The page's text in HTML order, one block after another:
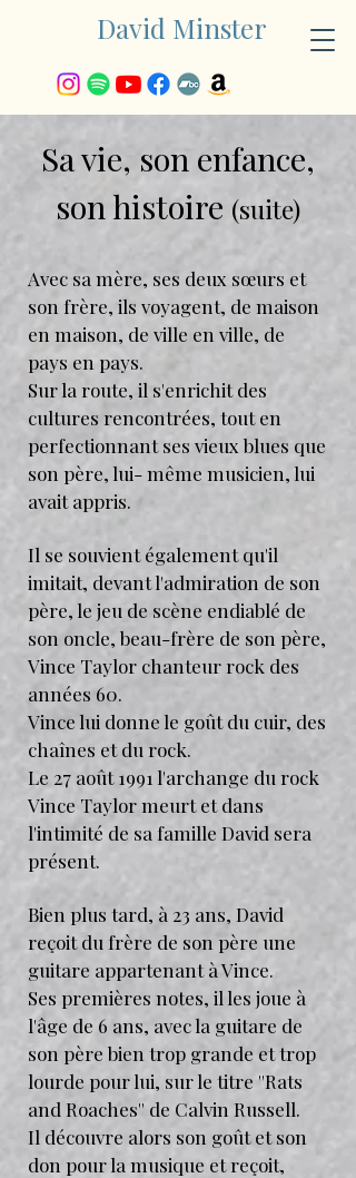
David Minster
Sa vie, son enfance,
son histoire (suite)
Avec sa mère, ses deux sœurs et
son frère, ils voyagent, de maison
en maison, de ville en ville, de
pays en pays.
Sur la route, il s'enrichit des
cultures rencontrées, tout en
perfectionnant ses vieux blues que
son père, lui- même musicien, lui
avait appris.
Il se souvient également qu'il
imitait, devant l'admiration de son
père, le jeu de scène endiablé de
son oncle, beau-frère de son père,
Vince Taylor chanteur rock des
années 60.
Vince lui donne le goût du cuir, des
chaînes et du rock.
Le 27 août 1991 l'archange du rock
Vince Taylor meurt et dans
l'intimité de sa famille David sera
présent.
Bien plus tard, à 23 ans, David
reçoit du frère de son père une
guitare appartenant à Vince.
Ses premières notes, il les joue à
l'âge de 6 ans, avec la guitare de
son père bien trop grande et trop
lourde pour lui, sur le titre ''Rats
and Roaches'' de Calvin Russell.
Il découvre alors son goût et son
don pour la musique et reçoit,